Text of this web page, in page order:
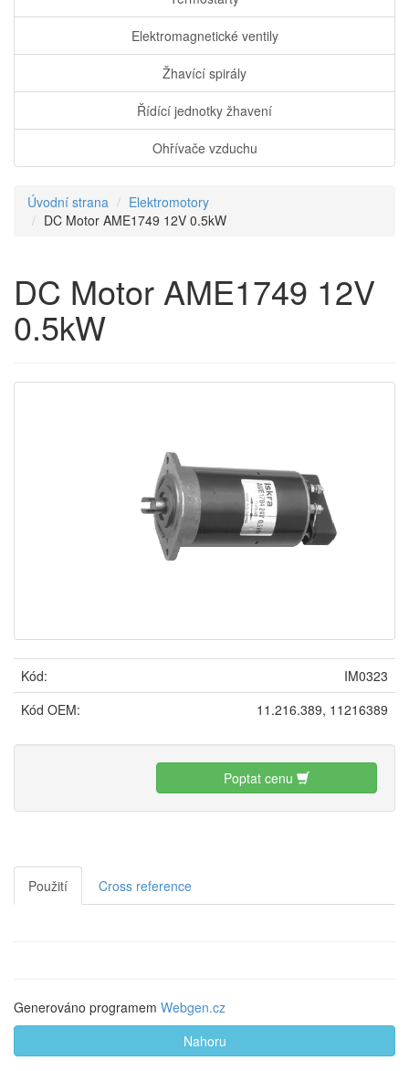
Elektromagnetické ventily
Žhavící spirály
Řídící jednotky žhavení
Ohřívače vzduchu
Úvodní strana
Elektromotory
DC Motor AME1749 12V 0.5kW
DC Motor AME1749 12V
0.5kW
Kód:
IM0323
Kód OEM:
11.216.389, 11216389
Poptat cenu
Použití Cross reference
Generováno programem Webgen.cz
Nahoru